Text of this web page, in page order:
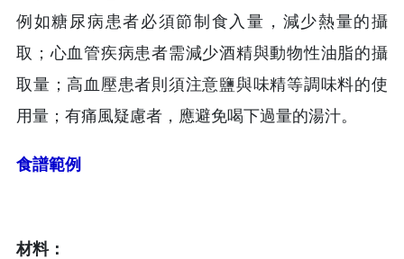
例如糖尿病患者必須節制食入量，減少熱量的攝
取；心血管疾病患者需減少酒精與動物性油脂的攝
取量；高血壓患者則須注意鹽與味精等調味料的使
用量；有痛風疑慮者，應避免喝下過量的湯汁。
食譜範例
材料：